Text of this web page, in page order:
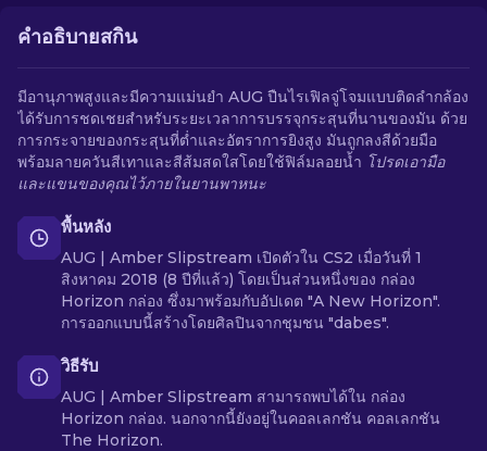
คำอธิบายสกิน
มีอานุภาพสูงและมีความแม่นยำ AUG ปืนไรเฟิลจู่โจมแบบติดลำกล้อง
ได้รับการชดเชยสำหรับระยะเวลาการบรรจุกระสุนที่นานของมัน ด้วย
การกระจายของกระสุนที่ต่ำและอัตราการยิงสูง มันถูกลงสีด้วยมือ
พร้อมลายควันสีเทาและสีส้มสดใสโดยใช้ฟิล์มลอยน้ำ โปรดเอามือ
และแขนของคุณไว้ภายในยานพาหนะ
พื้นหลัง
AUG | Amber Slipstream เปิดตัวใน CS2 เมื่อวันที่ 1
สิงหาคม 2018 (8 ปีที่แล้ว) โดยเป็นส่วนหนึ่งของ กล่อง
Horizon กล่อง ซึ่งมาพร้อมกับอัปเดต "A New Horizon".
การออกแบบนี้สร้างโดยศิลปินจากชุมชน "dabes".
วิธีรับ
AUG | Amber Slipstream สามารถพบได้ใน กล่อง
Horizon กล่อง. นอกจากนี้ยังอยู่ในคอลเลกชัน คอลเลกชัน
The Horizon.